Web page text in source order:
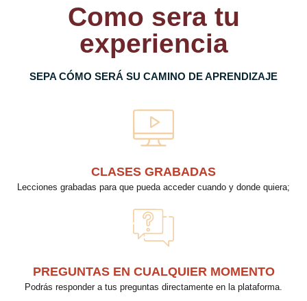
Como sera tu
experiencia
SEPA CÓMO SERÁ SU CAMINO DE APRENDIZAJE
CLASES GRABADAS
Lecciones grabadas para que pueda acceder cuando y donde quiera;
PREGUNTAS EN CUALQUIER MOMENTO
Podrás responder a tus preguntas directamente en la plataforma.